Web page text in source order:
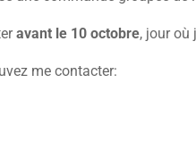
avant le 10 octobre, jour où
me contacter: